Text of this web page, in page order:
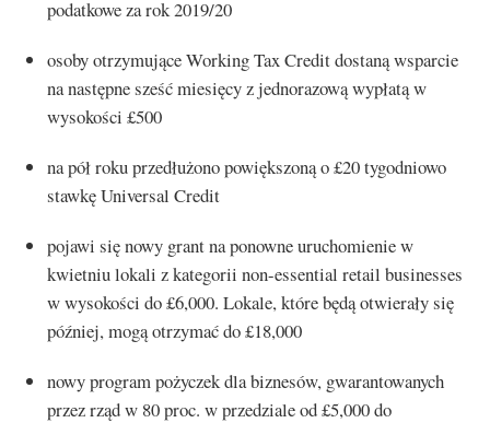
podatkowe za rok 2019/20
osoby otrzymujące Working Tax Credit dostaną wsparcie
na następne sześć miesięcy z jednorazową wypłatą w
wysokości £500
na pół roku przedłużono powiększoną o £20 tygodniowo
stawkę Universal Credit
pojawi się nowy grant na ponowne uruchomienie w
kwietniu lokali z kategorii non-essential retail businesses
w wysokości do £6,000. Lokale, które będą otwierały się
później, mogą otrzymać do £18,000
nowy program pożyczek dla biznesów, gwarantowanych
przez rząd w 80 proc. w przedziale od £5,000 do